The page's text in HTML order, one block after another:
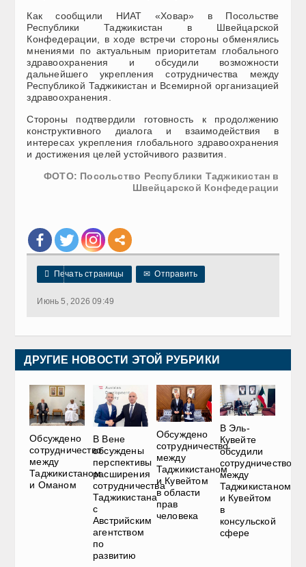
Как сообщили НИАТ «Ховар» в Посольстве
Республики Таджикистан в Швейцарской
Конфедерации, в ходе встречи стороны обменялись
мнениями по актуальным приоритетам глобального
здравоохранения и обсудили возможности
дальнейшего укрепления сотрудничества между
Республикой Таджикистан и Всемирной организацией
здравоохранения.
Стороны подтвердили готовность к продолжению
конструктивного диалога и взаимодействия в
интересах укрепления глобального здравоохранения
и достижения целей устойчивого развития.
ФОТО: Посольство Республики Таджикистан в
Швейцарской Конфедерации
 Печать страницы ✉ Отправить
Июнь 5, 2026 09:49
ДРУГИЕ НОВОСТИ ЭТОЙ РУБРИКИ
Обсуждено
сотрудничество
между
Таджикистаном
и Оманом
В Вене
обсуждены
перспективы
расширения
сотрудничества
Таджикистана
с
Австрийским
агентством
по
развитию
Обсуждено
сотрудничество
между
Таджикистаном
и Кувейтом
в области
прав
человека
В Эль-
Кувейте
обсудили
сотрудничество
между
Таджикистаном
и Кувейтом
в
консульской
сфере